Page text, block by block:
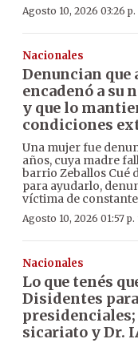
Agosto 10, 2026 03:26 p.
Nacionales
Denuncian que
encadenó a su
y que lo
condiciones
Una mujer fue
años, cuya madre
barrio Zeballos Cué
para ayudarlo,
víctima de
Agosto 10, 2026 01:57 p.
Nacionales
Lo que tenés
Disidentes
sicariato y Dr.